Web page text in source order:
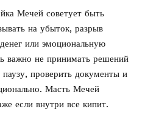
Мечей советует быть
на убыток, разрыв
или эмоциональную
важно не принимать решений
проверить документы и
Масть Мечей
если внутри все кипит.